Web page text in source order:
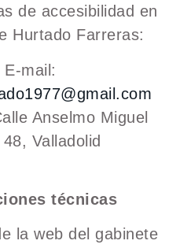
de accesibilidad en
Hurtado Farreras:
E-mail:
Anselmo Miguel
Valladolid
técnicas
la web del gabinete